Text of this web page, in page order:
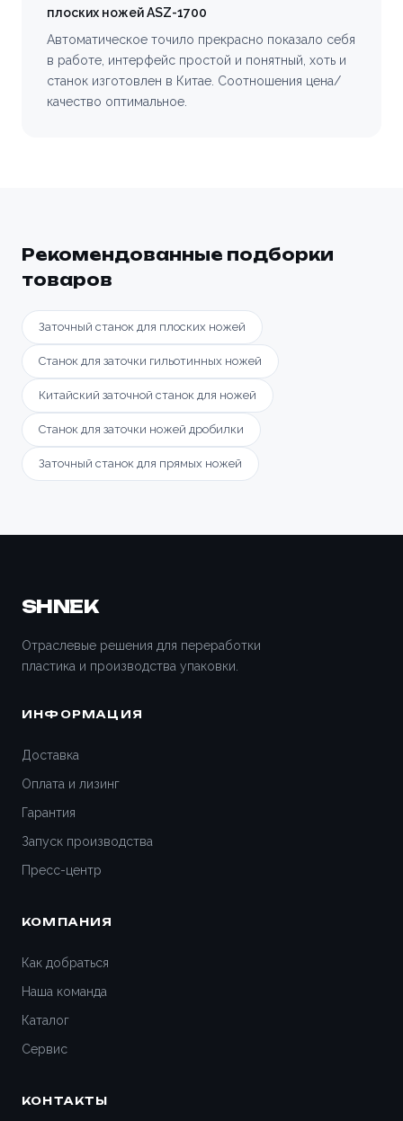
плоских ножей ASZ-1700
Автоматическое точило прекрасно показало себя
в работе, интерфейс простой и понятный, хоть и
станок изготовлен в Китае. Соотношения цена/
качество оптимальное.
Рекомендованные подборки
товаров
Заточный станок для плоских ножей
Станок для заточки гильотинных ножей
Китайский заточной станок для ножей
Станок для заточки ножей дробилки
Заточный станок для прямых ножей
SHNEK
Отраслевые решения для переработки
пластика и производства упаковки.
ИНФОРМАЦИЯ
Доставка
Оплата и лизинг
Гарантия
Запуск производства
Пресс-центр
КОМПАНИЯ
Как добраться
Наша команда
Каталог
Сервис
КОНТАКТЫ